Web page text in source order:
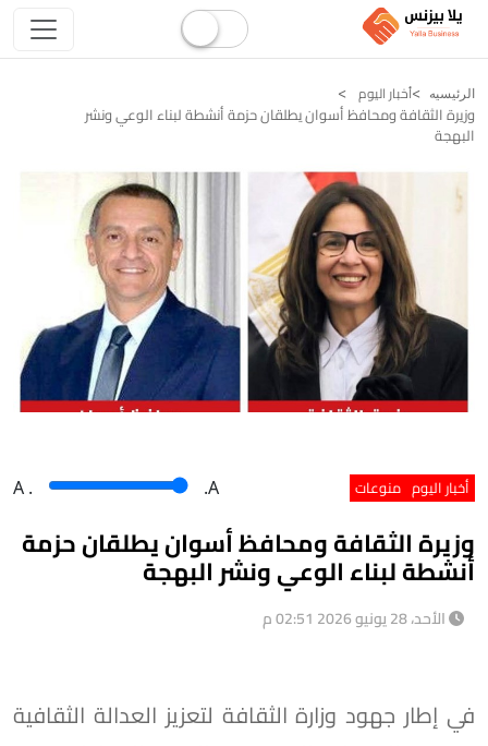
الرئيسيه أخبار اليوم
وزيرة الثقافة ومحافظ أسوان يطلقان حزمة أنشطة لبناء الوعي ونشر
البهجة
أخبار اليوم منوعات A . .A
وزيرة الثقافة ومحافظ أسوان يطلقان حزمة
أنشطة لبناء الوعي ونشر البهجة
الأحد، 28 يونيو 2026 02:51 م
في إطار جهود وزارة الثقافة لتعزيز العدالة الثقافية